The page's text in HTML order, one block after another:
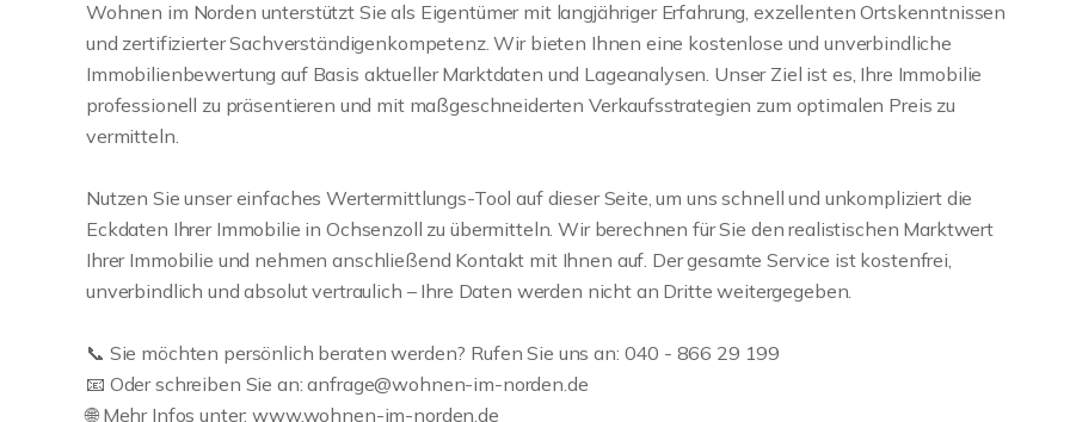
Wohnen im Norden unterstützt Sie als Eigentümer mit langjähriger Erfahrung, exzellenten Ortskenntnissen
und zertifizierter Sachverständigenkompetenz. Wir bieten Ihnen eine kostenlose und unverbindliche
Immobilienbewertung auf Basis aktueller Marktdaten und Lageanalysen. Unser Ziel ist es, Ihre Immobilie
professionell zu präsentieren und mit maßgeschneiderten Verkaufsstrategien zum optimalen Preis zu
vermitteln.
Nutzen Sie unser einfaches Wertermittlungs-Tool auf dieser Seite, um uns schnell und unkompliziert die
Eckdaten Ihrer Immobilie in Ochsenzoll zu übermitteln. Wir berechnen für Sie den realistischen Marktwert
Ihrer Immobilie und nehmen anschließend Kontakt mit Ihnen auf. Der gesamte Service ist kostenfrei,
unverbindlich und absolut vertraulich – Ihre Daten werden nicht an Dritte weitergegeben.
📞 Sie möchten persönlich beraten werden? Rufen Sie uns an: 040 - 866 29 199
📧 Oder schreiben Sie an: anfrage@wohnen-im-norden.de
🌐 Mehr Infos unter: www.wohnen-im-norden.de